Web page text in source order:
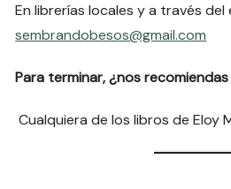
En librerías locales y a través del
sembrandobesos@gmail.com
Para terminar, ¿nos
Cualquiera de los libros de Eloy